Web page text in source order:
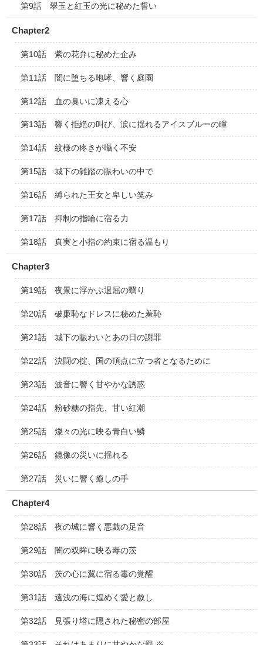
第9話 翠玉と紅玉の光に秘めた誓い
Chapter2
第10話 紫の花弁に秘めた企み
第11話 闇に堕ちる咆哮、響く庭園
第12話 血の臭いに凍える心
第13話 響く拒絶の叫び、涙に揺れるアイスブルーの瞳
第14話 紋様の疼きが囁く不安
第15話 城下の雑踏の賑わいの中で
第16話 縛られた王女と卑しい笑み
第17話 抑制の指輪に宿る力
第18話 真実と小指の約束に宿る温もり
Chapter3
第19話 夜景に浮かぶ退屈の翳り
第20話 破廉恥なドレスに秘めた羞恥
第21話 城下の賑わいとあの日の謝罪
第22話 決闘の掟、国の頂点に立つ者となるために
第23話 波音に響く甘やかな誘惑
第24話 粉砂糖の指先、甘い紅潮
第25話 燦々の光に映る青白い鱗
第26話 鏡像の災いに揺れる
第27話 災いに響く癒しの手
Chapter4
第28話 夜の城に響く悪戯の足音
第29話 闇の双眸に映る毒の茨
第30話 茨の心に翼に宿る毒の覚醒
第31話 遠浅の海に煌めく愛と赦し
第32話 見張り塔に隠された秘密の部屋